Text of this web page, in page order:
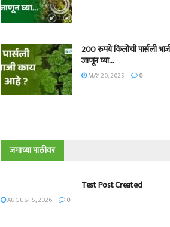
200 रुपये किलोची पार्सली
जाणून घ्या…
MAY 20, 2025 0
जगाच्या पाठीवर
Test Post Created
AUGUST 5, 2026 0